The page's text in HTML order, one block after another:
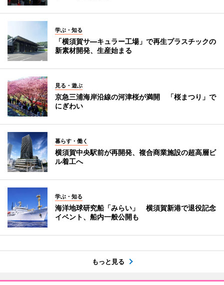
学ぶ・知る
「横須賀サ―キュラー工場」で再生プラスチックの
新素材開発、生産始まる
見る・遊ぶ
京急三浦海岸沿線の河津桜が満開 「桜まつり」で
にぎわい
暮らす・働く
横須賀中央駅前が再開発、複合商業施設の超高層ビ
ル着工へ
学ぶ・知る
海洋地球研究船「みらい」 横須賀新港で退役記念
イベント、船内一般公開も
もっと見る